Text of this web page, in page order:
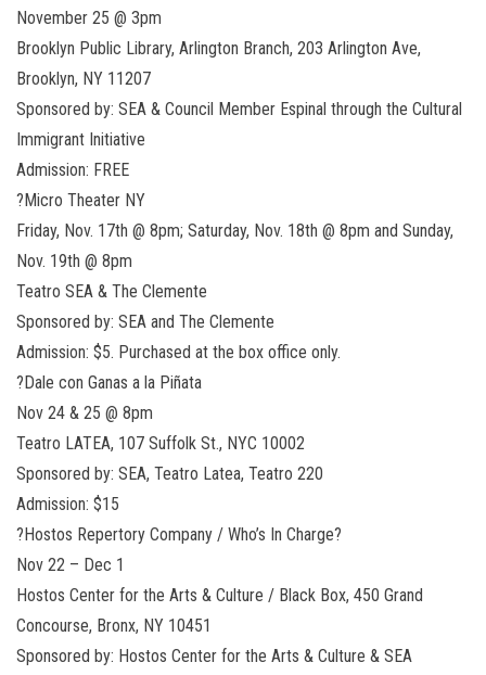
November 25 @ 3pm
Brooklyn Public Library, Arlington Branch, 203 Arlington Ave,
Brooklyn, NY 11207
Sponsored by: SEA & Council Member Espinal through the Cultural
Immigrant Initiative
Admission: FREE
?Micro Theater NY
Friday, Nov. 17th @ 8pm; Saturday, Nov. 18th @ 8pm and Sunday,
Nov. 19th @ 8pm
Teatro SEA & The Clemente
Sponsored by: SEA and The Clemente
Admission: $5. Purchased at the box office only.
?Dale con Ganas a la Piñata
Nov 24 & 25 @ 8pm
Teatro LATEA, 107 Suffolk St., NYC 10002
Sponsored by: SEA, Teatro Latea, Teatro 220
Admission: $15
?Hostos Repertory Company / Who’s In Charge?
Nov 22 – Dec 1
Hostos Center for the Arts & Culture / Black Box, 450 Grand
Concourse, Bronx, NY 10451
Sponsored by: Hostos Center for the Arts & Culture & SEA